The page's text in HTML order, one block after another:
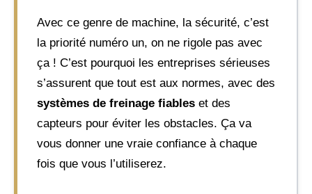
Avec ce genre de machine, la sécurité, c’est
la priorité numéro un, on ne rigole pas avec
ça ! C’est pourquoi les entreprises sérieuses
s’assurent que tout est aux normes, avec des
systèmes de freinage fiables et des
capteurs pour éviter les obstacles. Ça va
vous donner une vraie confiance à chaque
fois que vous l’utiliserez.